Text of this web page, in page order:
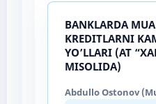
BANKLARDA
KREDITLARNI
YO’LLARI (AT
MISOLIDA)
Abdullo Ostonov